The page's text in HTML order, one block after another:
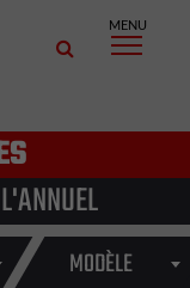
MENU
MODÈLE